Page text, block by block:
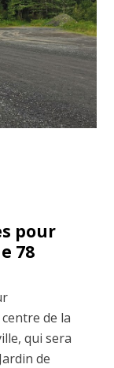
pour
78
de la
qui sera
de